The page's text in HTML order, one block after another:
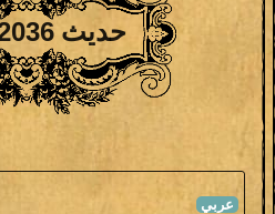
حديث 2036 جزء 1